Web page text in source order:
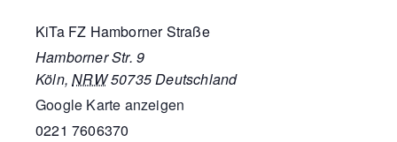
KiTa FZ Hamborner Straße
Hamborner Str. 9
Köln, NRW50735Deutschland
Google Karte anzeigen
0221 7606370